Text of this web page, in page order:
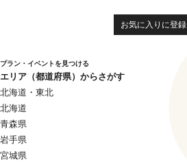
お気に入りに登録
プラン・イベントを見つける
エリア（都道府県）からさがす
北海道・東北
北海道
青森県
岩手県
宮城県